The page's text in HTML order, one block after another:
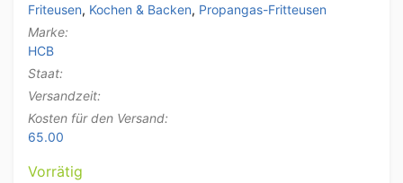
Friteusen, Kochen & Backen, Propangas-Fritteusen
Marke:
HCB
Staat:
Versandzeit:
Kosten für den Versand:
65.00
Vorrätig